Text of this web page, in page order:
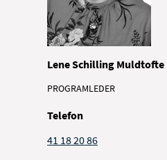
Lene Schilling Muldtofte
PROGRAMLEDER
Telefon
41 18 20 86